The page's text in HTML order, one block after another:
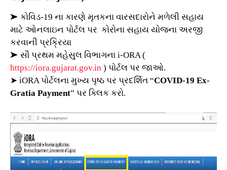
➤ કોવિડ-19 ના કારણે મૃતકના વારસદારોને મળેલી સહાય
માટે ઓનલાઇન પોર્ટલ પર કોરોના સહાય યોજના અરજી
કરવાની પ્રક્રિયા
➤ સૌ પ્રથમ મહેસુલ વિભાગના i-ORA (
https://iora.gujarat.gov.in ) પોર્ટલ પર જાઓ.
➤ iORA પોર્ટલના મુખ્ય પૃષ્ઠ પર પ્રદર્શિત “COVID-19 Ex-
Gratia Payment” પર ક્લિક કરો.